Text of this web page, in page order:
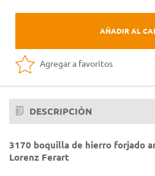
AÑADIR AL
Agregar a favoritos
DESCRIPCIÒN
3170 boquilla de hierro forjado
Lorenz Ferart